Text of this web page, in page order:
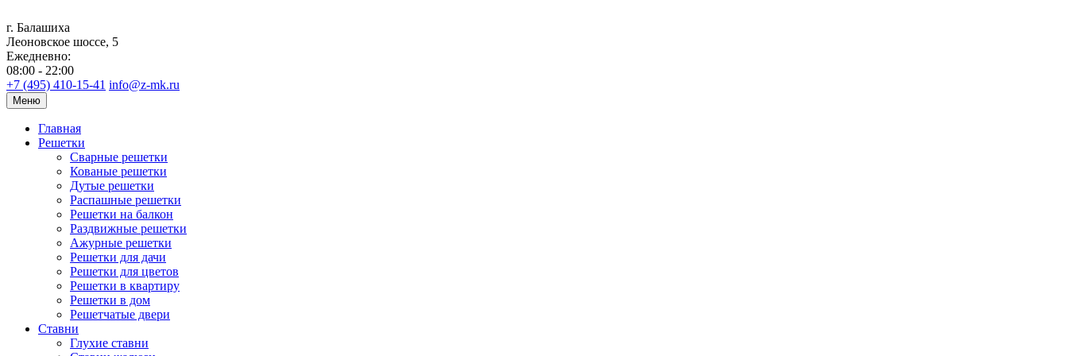
г. Балашиха
Леоновское шоссе, 5
Ежедневно:
08:00 - 22:00
+7 (495) 410-15-41 info@z-mk.ru
Меню
Главная
Решетки
Сварные решетки
Кованые решетки
Дутые решетки
Распашные решетки
Решетки на балкон
Раздвижные решетки
Ажурные решетки
Решетки для дачи
Решетки для цветов
Решетки в квартиру
Решетки в дом
Решетчатые двери
Ставни
Глухие ставни